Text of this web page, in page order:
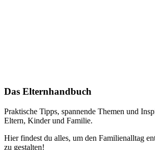
Das Elternhandbuch
Praktische Tipps, spannende Themen und
Eltern, Kinder und Familie.
Hier findest du alles, um den Familienalltag
zu gestalten!